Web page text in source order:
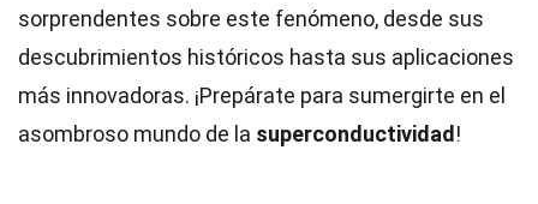
sorprendentes sobre este fenómeno, desde sus
descubrimientos históricos hasta sus aplicaciones
más innovadoras. ¡Prepárate para sumergirte en el
asombroso mundo de la superconductividad !